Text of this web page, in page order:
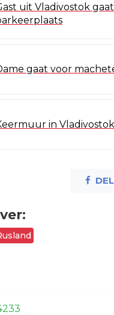
uit Vladivostok
gaat voor
in